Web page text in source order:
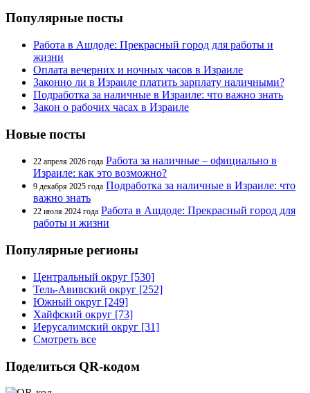
Популярные посты
Работа в Ашдоде: Прекрасный город для работы и
жизни
Оплата вечерних и ночных часов в Израиле
Законно ли в Израиле платить зарплату наличными?
Подработка за наличные в Израиле: что важно знать
Закон о рабочих часах в Израиле
Новые посты
22 апреля 2026 года Работа за наличные – официально в
Израиле: как это возможно?
9 декабря 2025 года Подработка за наличные в Израиле: что
важно знать
22 июля 2024 года Работа в Ашдоде: Прекрасный город для
работы и жизни
Популярные регионы
Центральный округ [530]
Тель-Авивский округ [252]
Южный округ [249]
Хайфский округ [73]
Иерусалимский округ [31]
Смотреть все
Поделиться QR-кодом